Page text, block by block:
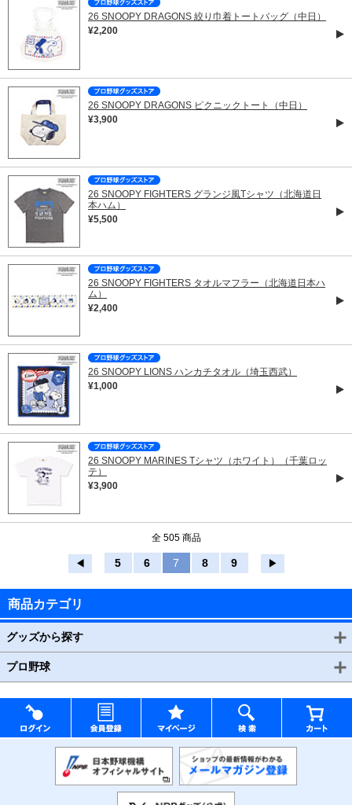
26 SNOOPY DRAGONS 絞り巾着トートバッグ（中日）
¥2,200
26 SNOOPY DRAGONS ピクニックトート（中日）
¥3,900
26 SNOOPY FIGHTERS グランジ風Tシャツ（北海道日
本ハム）
¥5,500
26 SNOOPY FIGHTERS タオルマフラー（北海道日本ハ
ム）
¥2,400
26 SNOOPY LIONS ハンカチタオル（埼玉西武）
¥1,000
26 SNOOPY MARINES Tシャツ（ホワイト）（千葉ロッ
テ）
¥3,900
全 505 商品
◀ 5 6 7 8 9 ▶
商品カテゴリ
グッズから探す
プロ野球